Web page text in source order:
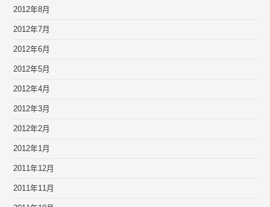
2012年8月
2012年7月
2012年6月
2012年5月
2012年4月
2012年3月
2012年2月
2012年1月
2011年12月
2011年11月